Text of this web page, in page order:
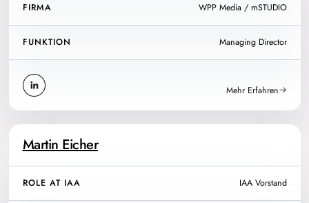
FIRMA WPP Media / mSTUDIO
FUNKTION Managing Director
Mehr Erfahren
Martin Eicher
ROLE AT IAA IAA Vorstand